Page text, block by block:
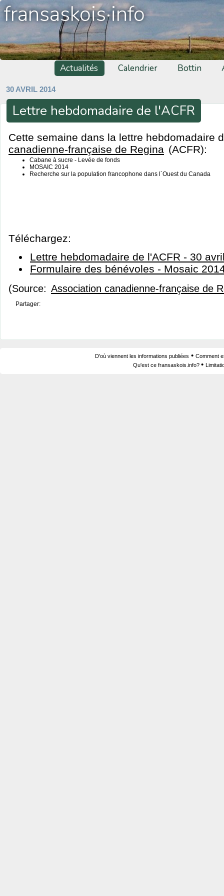
fransaskois·info
Actualités Calendrier Bottin
30 AVRIL 2014
Lettre hebdomadaire de l'ACFR
Cette semaine dans la lettre hebdomadaire
canadienne-française de Regina (ACFR):
Cabane à sucre - Levée de fonds
MOSAIC 2014
Recherche sur la population francophone dans l´Ouest du Canada
Téléchargez:
Lettre hebdomadaire de l'ACFR - 30
Formulaire des bénévoles - Mosaic
(Source: Association canadienne-française de
Partager:
D'où viennent les informations publiées • Comment
Qu'est ce fransaskois.info? •